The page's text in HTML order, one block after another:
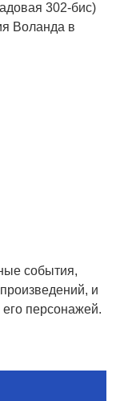
302-бис)
Воланда в
события,
и
его персонажей.